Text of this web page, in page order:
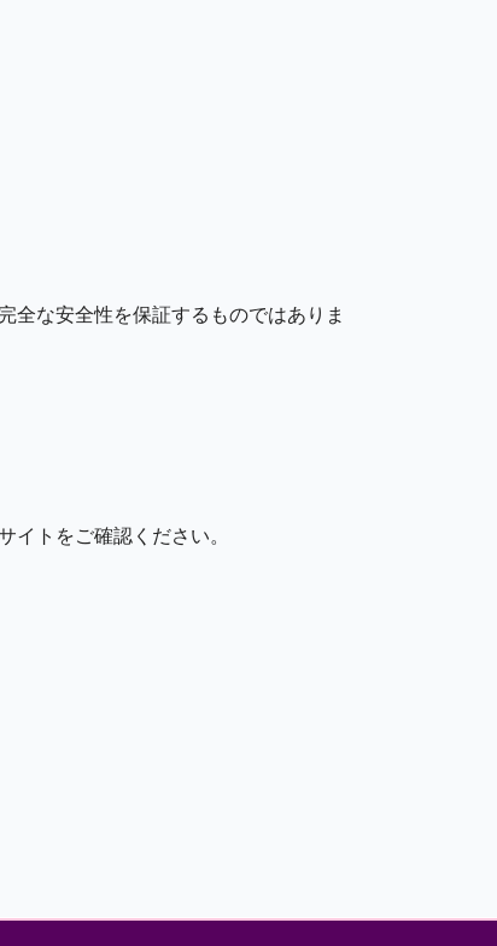
全な安全性を保証するものではありま
トをご確認ください。